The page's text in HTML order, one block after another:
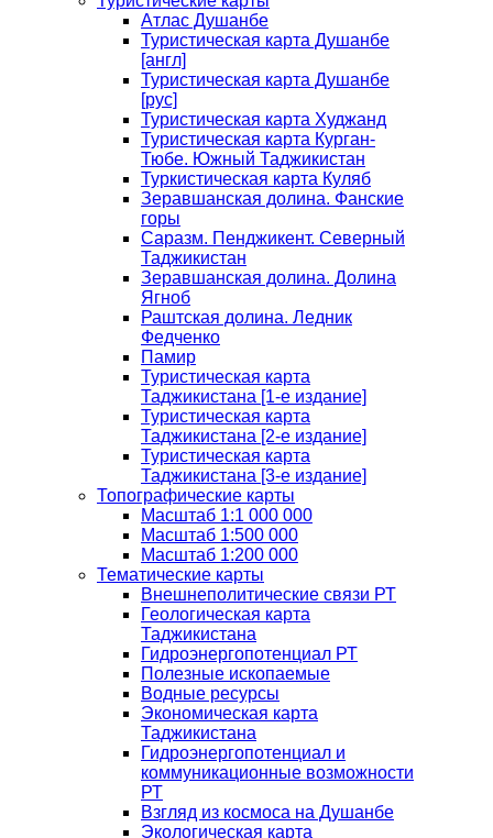
Атлас Душанбе
Туристическая карта Душанбе
[англ]
Туристическая карта Душанбе
[рус]
Туристическая карта Худжанд
Туристическая карта Курган-
Тюбе. Южный Таджикистан
Туркистическая карта Куляб
Зеравшанская долина. Фанские
горы
Саразм. Пенджикент. Северный
Таджикистан
Зеравшанская долина. Долина
Ягноб
Раштская долина. Ледник
Федченко
Памир
Туристическая карта
Таджикистана [1-е издание]
Туристическая карта
Таджикистана [2-е издание]
Туристическая карта
Таджикистана [3-е издание]
Топографические карты
Масштаб 1:1 000 000
Масштаб 1:500 000
Масштаб 1:200 000
Тематические карты
Внешнеполитические связи РТ
Геологическая карта
Таджикистана
Гидроэнергопотенциал РТ
Полезные ископаемые
Водные ресурсы
Экономическая карта
Таджикистана
Гидроэнергопотенциал и
коммуникационные возможности
РТ
Взгляд из космоса на Душанбе
Экологическая карта